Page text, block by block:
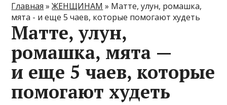
Главная »ЖЕНЩИНАМ » Матте, улун, ромашка,
мята - и еще 5 чаев, которые помогают худеть
Матте, улун,
ромашка, мята —
и еще 5 чаев, которые
помогают худеть